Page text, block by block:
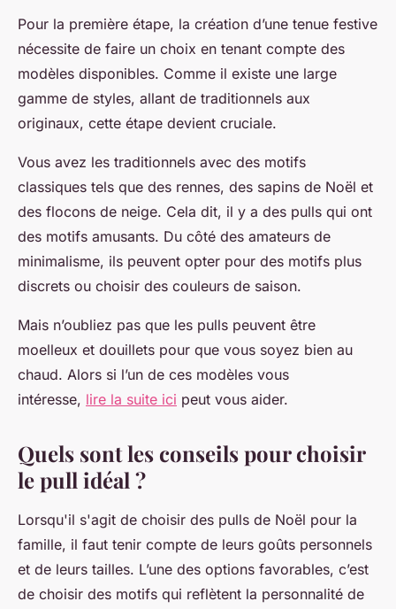
Pour la première étape, la création d’une tenue festive
nécessite de faire un choix en tenant compte des
modèles disponibles. Comme il existe une large
gamme de styles, allant de traditionnels aux
originaux, cette étape devient cruciale.
Vous avez les traditionnels avec des motifs
classiques tels que des rennes, des sapins de Noël et
des flocons de neige. Cela dit, il y a des pulls qui ont
des motifs amusants. Du côté des amateurs de
minimalisme, ils peuvent opter pour des motifs plus
discrets ou choisir des couleurs de saison.
Mais n’oubliez pas que les pulls peuvent être
moelleux et douillets pour que vous soyez bien au
chaud. Alors si l’un de ces modèles vous
intéresse, lire la suite ici peut vous aider.
Quels sont les conseils pour choisir
le pull idéal ?
Lorsqu'il s'agit de choisir des pulls de Noël pour la
famille, il faut tenir compte de leurs goûts personnels
et de leurs tailles. L’une des options favorables, c’est
de choisir des motifs qui reflètent la personnalité de